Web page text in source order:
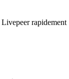
rapidement